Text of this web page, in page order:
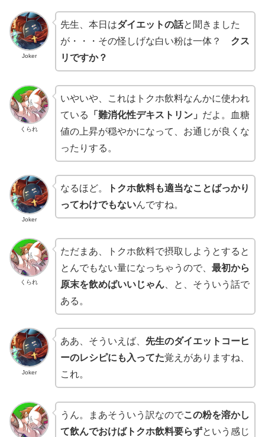
Joker
先生、本日はダイエットの話と聞きました
が・・・その怪しげな白い粉は一体？ クス
リですか？
くられ
いやいや、これはトクホ飲料なんかに使われ
ている 「難消化性デキストリン」 だよ。血糖
値の上昇が穏やかになって、お通じが良くな
ったりする。
Joker
なるほど。
トクホ飲料も適当なことばっかり
ってわけでもないんですね。
くられ
ただまあ、トクホ飲料で摂取しようとすると
とんでもない量になっちゃうので、 最初から
原末を飲めばいいじゃん、と、そういう話で
ある。
Joker
ああ、そういえば、 先生のダイエットコーヒ
ーのレシピにも入ってた覚えがありますね、
これ。
うん。まあそういう訳なのでこの粉を溶かし
て飲んでおけばトクホ飲料要らずという感じ